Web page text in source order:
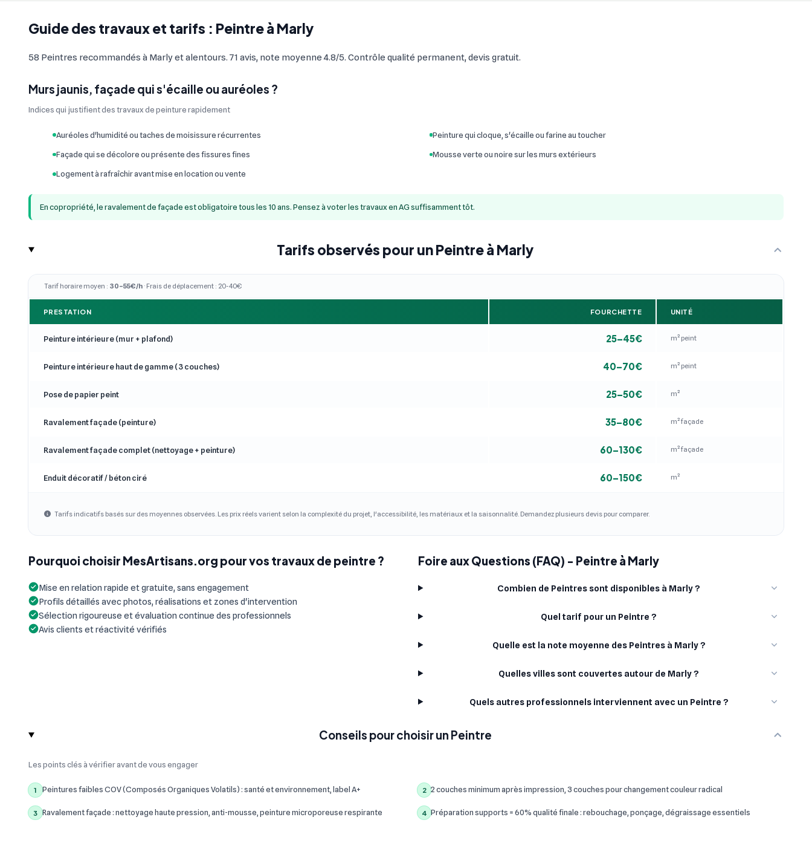
Guide des travaux et tarifs : Peintre à Marly
58 Peintres recommandés à Marly et alentours. 71 avis, note moyenne 4.8/5. Contrôle qualité permanent, devis gratuit.
Murs jaunis, façade qui s'écaille ou auréoles ?
Indices qui justifient des travaux de peinture rapidement
Auréoles d'humidité ou taches de moisissure récurrentes Peinture qui cloque, s'écaille ou farine au toucher
Façade qui se décolore ou présente des fissures fines Mousse verte ou noire sur les murs extérieurs
Logement à rafraîchir avant mise en location ou vente
En copropriété, le ravalement de façade est obligatoire tous les 10 ans. Pensez à voter les travaux en AG suffisamment tôt.
Tarifs observés pour un Peintre à Marly
Tarif horaire moyen : 30–55€/h · Frais de déplacement : 20-40€
PRESTATION FOURCHETTE UNITÉ
Peinture intérieure (mur + plafond) 25–45€ m² peint
Peinture intérieure haut de gamme (3 couches) 40–70€ m² peint
Pose de papier peint 25–50€ m²
Ravalement façade (peinture) 35–80€ m² façade
Ravalement façade complet (nettoyage + peinture) 60–130€ m² façade
Enduit décoratif / béton ciré 60–150€ m²
Tarifs indicatifs basés sur des moyennes observées. Les prix réels varient selon la complexité du projet, l'accessibilité, les matériaux et la saisonnalité. Demandez plusieurs devis pour comparer.
Pourquoi choisir MesArtisans.org pour vos travaux de peintre ?
Mise en relation rapide et gratuite, sans engagement
Profils détaillés avec photos, réalisations et zones d'intervention
Sélection rigoureuse et évaluation continue des professionnels
Avis clients et réactivité vérifiés
Foire aux Questions (FAQ) - Peintre à Marly
Combien de Peintres sont disponibles à Marly ?
Quel tarif pour un Peintre ?
Quelle est la note moyenne des Peintres à Marly ?
Quelles villes sont couvertes autour de Marly ?
Quels autres professionnels interviennent avec un Peintre ?
Conseils pour choisir un Peintre
Les points clés à vérifier avant de vous engager
1 Peintures faibles COV (Composés Organiques Volatils) : santé et environnement, label A+ 2 2 couches minimum après impression, 3 couches pour changement couleur radical
3 Ravalement façade : nettoyage haute pression, anti-mousse, peinture microporeuse respirante 4 Préparation supports = 60% qualité finale : rebouchage, ponçage, dégraissage essentiels